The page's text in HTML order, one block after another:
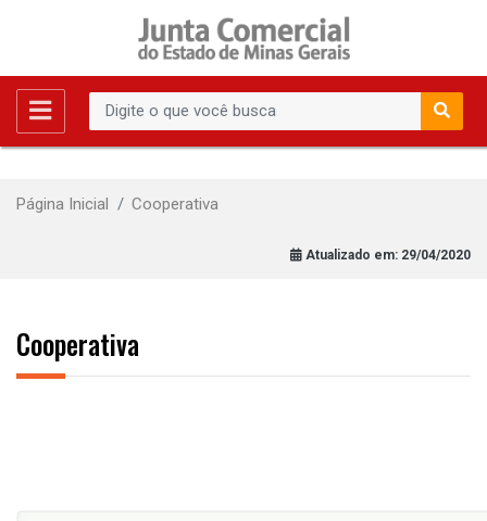
Página Inicial Cooperativa
Atualizado em: 29/04/2020
Cooperativa